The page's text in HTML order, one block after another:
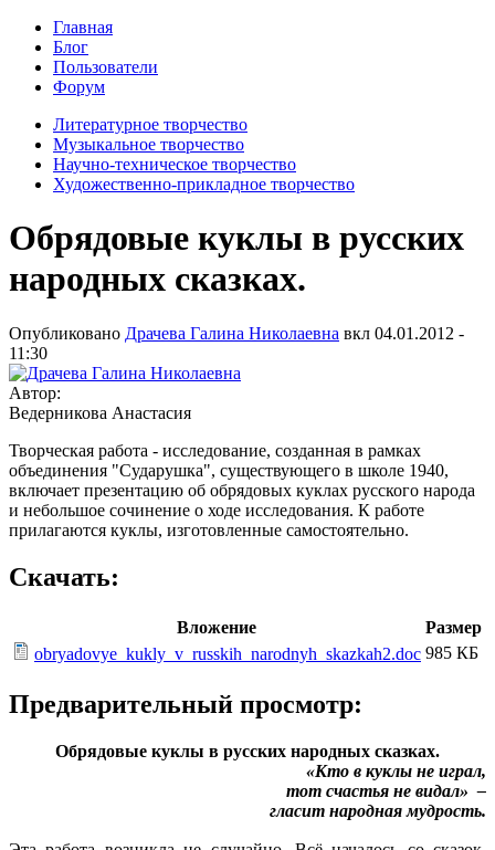
Главная
Блог
Пользователи
Форум
Литературное творчество
Музыкальное творчество
Научно-техническое творчество
Художественно-прикладное творчество
Обрядовые куклы в русских
народных сказках.
Опубликовано Драчева Галина Николаевна вкл 04.01.2012 -
11:30
Автор:
Ведерникова Анастасия
Творческая работа - исследование, созданная в рамках
объединения "Сударушка", существующего в школе 1940,
включает презентацию об обрядовых куклах русского народа
и небольшое сочинение о ходе исследования. К работе
прилагаются куклы, изготовленные самостоятельно.
Скачать:
Вложение
Размер
obryadovye_kukly_v_russkih_narodnyh_skazkah2.doc 985 КБ
Предварительный просмотр:
Обрядовые куклы в русских народных сказках.
«Кто в куклы не играл,
тот счастья не видал» –
гласит народная мудрость.